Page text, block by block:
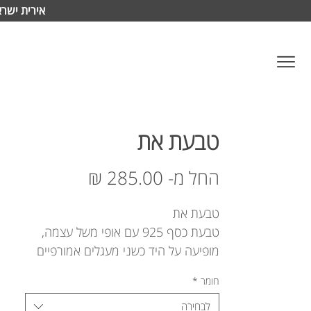
אירית
טבעת את
החל מ-
טבעת את
טבעת כסף 925 עם אופי משל עצמה,
מופיעה על היד כשני מעגלים אמורפיים
טבעת מיוחדת שמביאה את עצמה לביטוי
גם כשאין לידה טבעות שכנות.
חומר *
לבחירה